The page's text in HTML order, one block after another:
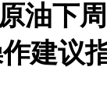
油下
建议